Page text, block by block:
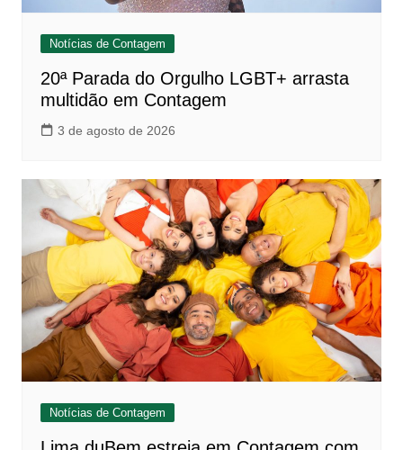
Notícias de Contagem
20ª Parada do Orgulho LGBT+ arrasta
multidão em Contagem
3 de agosto de 2026
Notícias de Contagem